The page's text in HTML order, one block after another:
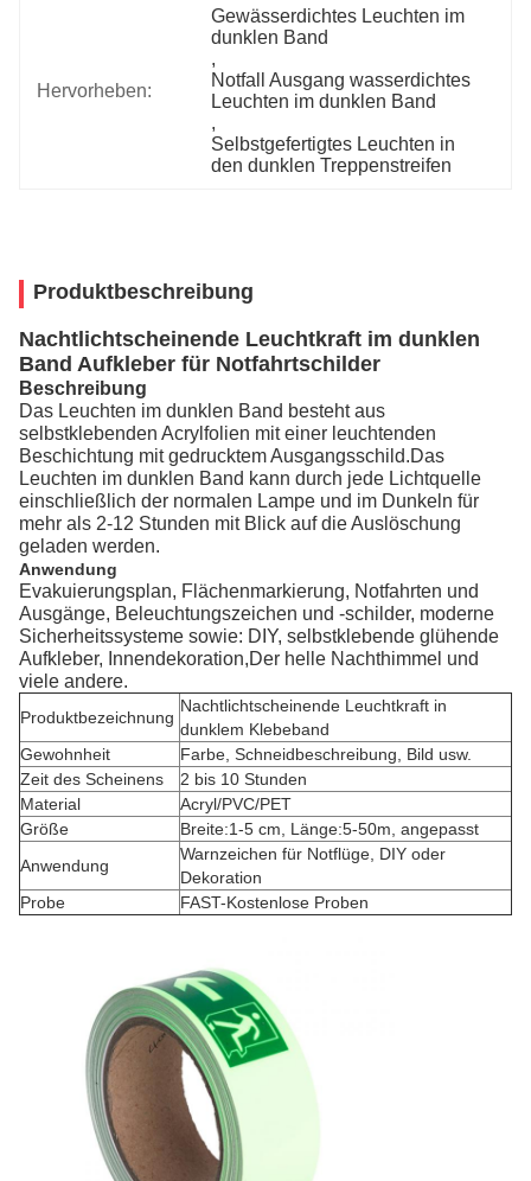
Hervorheben:
Gewässerdichtes Leuchten im
dunklen Band
,
Notfall Ausgang wasserdichtes
Leuchten im dunklen Band
,
Selbstgefertigtes Leuchten in
den dunklen Treppenstreifen
Produktbeschreibung
Nachtlichtscheinende Leuchtkraft im dunklen
Band Aufkleber für Notfahrtschilder
Beschreibung
Das Leuchten im dunklen Band besteht aus
selbstklebenden Acrylfolien mit einer leuchtenden
Beschichtung mit gedrucktem Ausgangsschild.Das
Leuchten im dunklen Band kann durch jede Lichtquelle
einschließlich der normalen Lampe und im Dunkeln für
mehr als 2-12 Stunden mit Blick auf die Auslöschung
geladen werden.
Anwendung
Evakuierungsplan, Flächenmarkierung, Notfahrten und
Ausgänge, Beleuchtungszeichen und -schilder, moderne
Sicherheitssysteme sowie: DIY, selbstklebende glühende
Aufkleber, Innendekoration,Der helle Nachthimmel und
viele andere.
Produktbezeichnung
Nachtlichtscheinende Leuchtkraft in
dunklem Klebeband
Gewohnheit
Farbe, Schneidbeschreibung, Bild usw.
Zeit des Scheinens
2 bis 10 Stunden
Material
Acryl/PVC/PET
Größe
Breite:1-5 cm, Länge:5-50m, angepasst
Anwendung
Warnzeichen für Notflüge, DIY oder
Dekoration
Probe
FAST-Kostenlose Proben